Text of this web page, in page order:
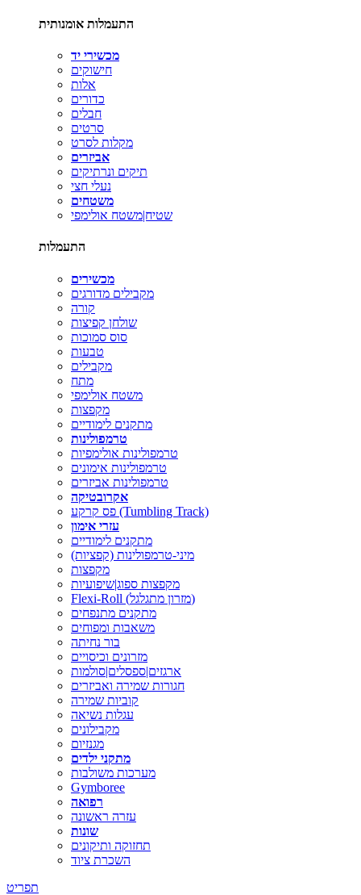
התעמלות אומנותית
מכשירי יד
חישוקים
אלות
כדורים
חבלים
סרטים
מקלות לסרט
אביזרים
תיקים ונרתיקים
נעלי חצי
משטחים
שטיח|משטח אולימפי
התעמלות
מכשירים
מקבילים מדורגים
קורה
שולחן קפיצות
סוס סמוכות
טבעות
מקבילים
מתח
משטח אולימפי
מקפצות
מתקנים לימודיים
טרמפולינות
טרמפולינות אולימפיות
טרמפולינות אימונים
טרמפולינות אביזרים
אקרובטיקה
פס קרקע (Tumbling Track)
עזרי אימון
מתקנים לימודיים
מיני-טרמפולינות (קפציות)
מקפצות
מקפצות ספוג|שיפועיות
Flexi-Roll (מזרון מתגלגל)
מתקנים מתנפחים
משאבות ומפוחים
בור נחיתה
מזרונים וכיסויים
ארגזים|ספסלים|סולמות
חגורות שמירה ואביזרים
קוביות שמירה
עגלות נשיאה
מקבילונים
מגנזיום
מתקני ילדים
מערכות משולבות
Gymboree
רפואה
עזרה ראשונה
שונות
תחזוקה ותיקונים
השכרת ציוד
תפריט